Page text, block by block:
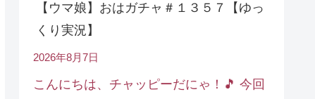
【ウマ娘】おはガチャ＃１３５７【ゆっ
くり実況】
2026年8月7日
こんにちは、チャッピーだにゃ！🎵 今回